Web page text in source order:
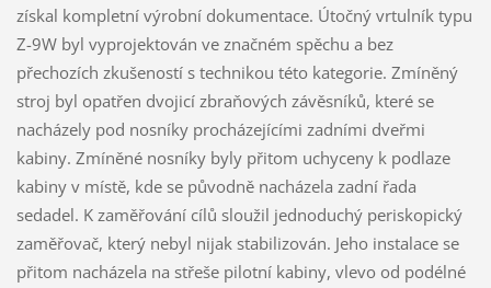
získal kompletní výrobní dokumentace. Útočný vrtulník typu
Z-9W byl vyprojektován ve značném spěchu a bez
přechozích zkušeností s technikou této kategorie. Zmíněný
stroj byl opatřen dvojicí zbraňových závěsníků, které se
nacházely pod nosníky procházejícími zadními dveřmi
kabiny. Zmíněné nosníky byly přitom uchyceny k podlaze
kabiny v místě, kde se původně nacházela zadní řada
sedadel. K zaměřování cílů sloužil jednoduchý periskopický
zaměřovač, který nebyl nijak stabilizován. Jeho instalace se
přitom nacházela na střeše pilotní kabiny, vlevo od podélné